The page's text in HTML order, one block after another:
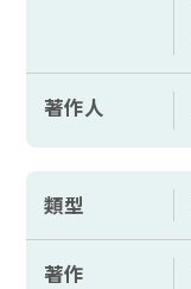
著作人
類型
著作